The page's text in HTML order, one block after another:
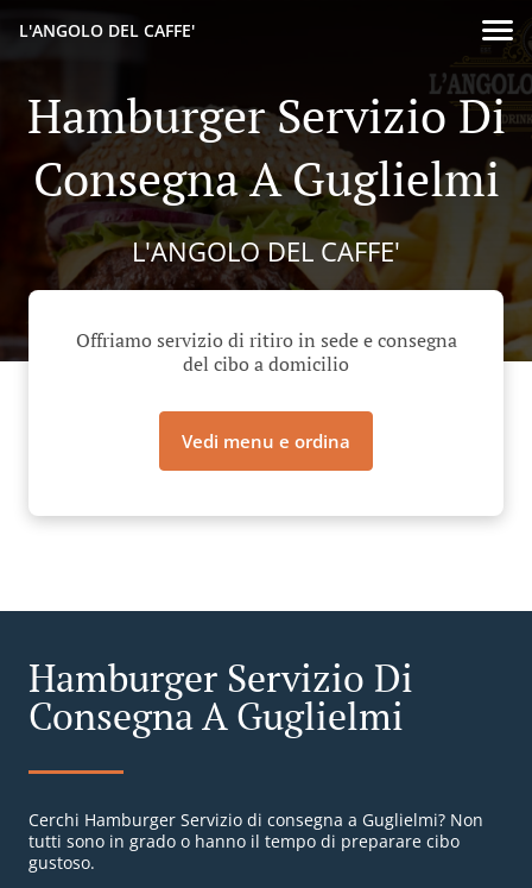
L'ANGOLO DEL CAFFE'
Hamburger Servizio Di
Consegna A Guglielmi
L'ANGOLO DEL CAFFE'
Offriamo servizio di ritiro in sede e consegna
del cibo a domicilio
Vedi menu e ordina
Hamburger Servizio Di
Consegna A Guglielmi
Cerchi Hamburger Servizio di consegna a Guglielmi? Non
tutti sono in grado o hanno il tempo di preparare cibo
gustoso.